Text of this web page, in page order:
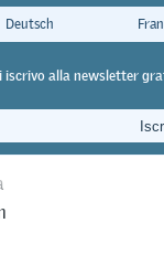
Deutsch
iscrivo alla newsletter